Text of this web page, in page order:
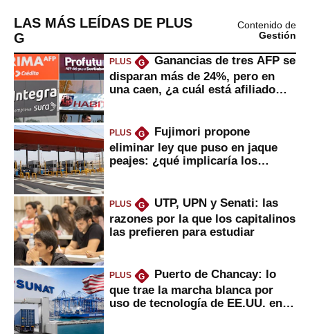
LAS MÁS LEÍDAS DE PLUS
G
Contenido de
Gestión
PLUS G
Ganancias de tres AFP se
disparan más de 24%, pero en
una caen, ¿a cuál está afiliado
PLUS G
Fujimori propone
eliminar ley que puso en jaque
peajes: ¿qué implicaría los
PLUS G
UTP, UPN y Senati: las
razones por la que los capitalinos
las prefieren para estudiar
PLUS G
Puerto de Chancay: lo
que trae la marcha blanca por
uso de tecnología de EE.UU. en